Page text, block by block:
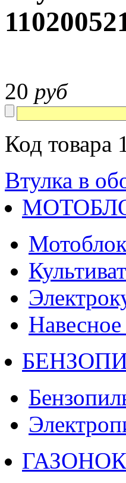
20 руб
Код товара
Втулка в